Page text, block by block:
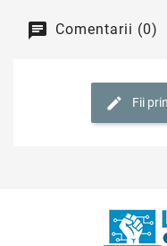
Comentarii (0)
Fii